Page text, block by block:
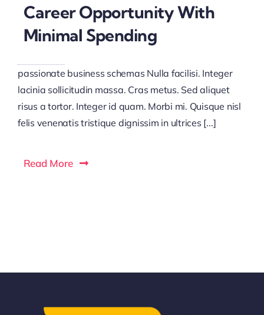
Career Opportunity With
Minimal Spending
passionate business schemas Nulla facilisi. Integer
lacinia sollicitudin massa. Cras metus. Sed aliquet
risus a tortor. Integer id quam. Morbi mi. Quisque nisl
felis venenatis tristique dignissim in ultrices [...]
Read More